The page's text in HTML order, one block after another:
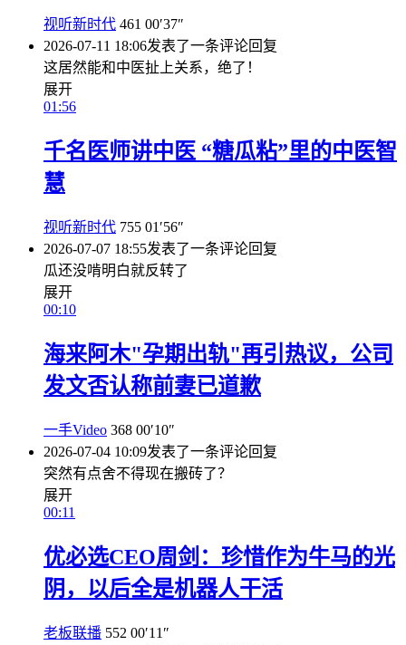
视听新时代 461 00′37″
2026-07-11 18:06发表了一条评论回复
这居然能和中医扯上关系，绝了！
展开
01:56
千名医师讲中医 “糖瓜粘”里的中医智
慧
视听新时代 755 01′56″
2026-07-07 18:55发表了一条评论回复
瓜还没啃明白就反转了
展开
00:10
海来阿木"孕期出轨"再引热议，公司
发文否认称前妻已道歉
一手Video 368 00′10″
2026-07-04 10:09发表了一条评论回复
突然有点舍不得现在搬砖了？
展开
00:11
优必选CEO周剑：珍惜作为牛马的光
阴，以后全是机器人干活
老板联播 552 00′11″